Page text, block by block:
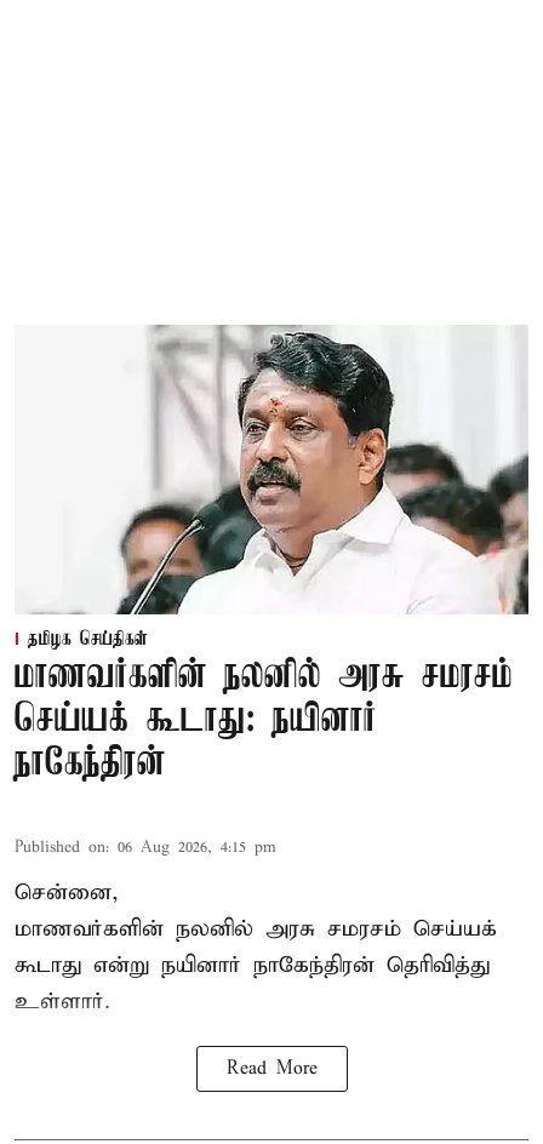
தமிழக செய்திகள்
மாணவர்களின் நலனில் அரசு சமரசம்
செய்யக் கூடாது: நயினார்
நாகேந்திரன்
Published on: 06 Aug 2026, 4:15 pm
சென்னை,
மாணவர்களின் நலனில் அரசு சமரசம் செய்யக்
கூடாது என்று நயினார் நாகேந்திரன் தெரிவித்து
உள்ளார்.
Read More